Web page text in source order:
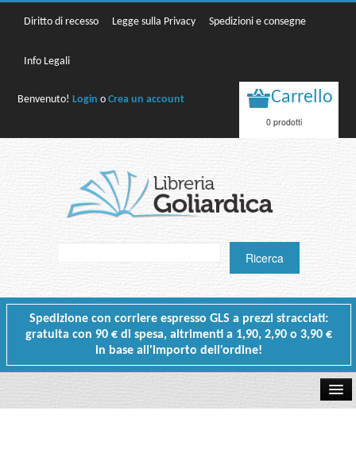
Diritto di recesso Legge sulla Privacy Spedizioni e consegne
Info Legali
Benvenuto!Login oCrea un account Carrello
0 prodotti
Spedizione con corriere espresso GLS a prezzi stracciati:
gratuita con 90 € di spesa, altrimenti a 1,90, 2,90 o 3,90 €
in base all'importo dell'ordine!